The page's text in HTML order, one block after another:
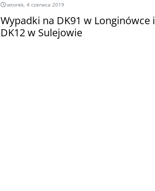
wtorek, 4 czerwca 2019
Wypadki na DK91 w Longinówce i
DK12 w Sulejowie